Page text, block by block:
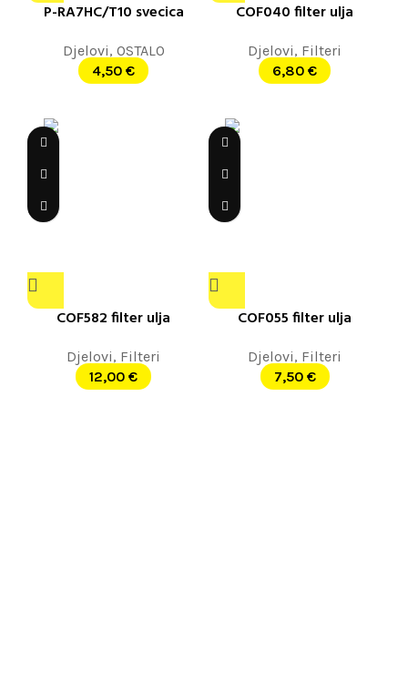
P-RA7HC/T10 svecica
Djelovi, OSTALO
4,50 €
COF040 filter ulja
Djelovi, Filteri
6,80 €
COF582 filter ulja
Djelovi, Filteri
12,00 €
COF055 filter ulja
Djelovi, Filteri
7,50 €